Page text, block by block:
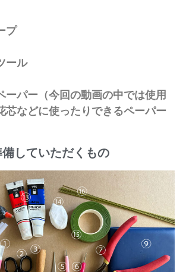
プ
ール
ーパー（今回の動画の中では使用
芯などに使ったりできるペーパー
していただくもの